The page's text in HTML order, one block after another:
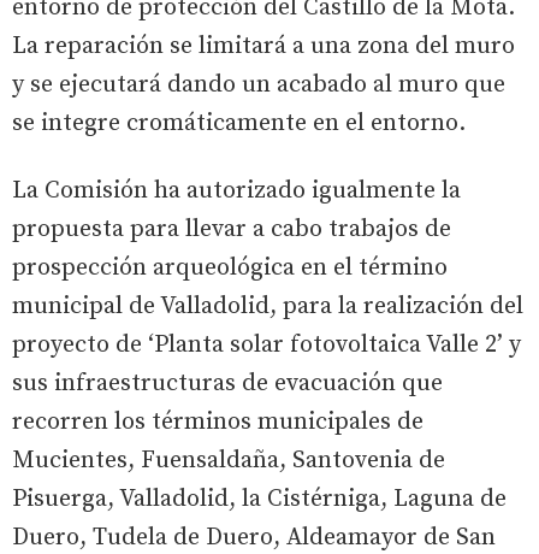
entorno de protección del Castillo de la Mota.
La reparación se limitará a una zona del muro
y se ejecutará dando un acabado al muro que
se integre cromáticamente en el entorno.
La Comisión ha autorizado igualmente la
propuesta para llevar a cabo trabajos de
prospección arqueológica en el término
municipal de Valladolid, para la realización del
proyecto de ‘Planta solar fotovoltaica Valle 2’ y
sus infraestructuras de evacuación que
recorren los términos municipales de
Mucientes, Fuensaldaña, Santovenia de
Pisuerga, Valladolid, la Cistérniga, Laguna de
Duero, Tudela de Duero, Aldeamayor de San